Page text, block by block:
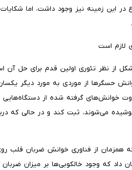
در این زمینه نیز وجود داشت، اما
لازم است
از نظر تئوری اولین قدم برای حل آن
خوانش‌های گرفته شده از
می‌شوند، ثبت کند و در حالی که
همزمان از فناوری خوانش ضربان قلب
داد که وجود خالکوبی‌ها بر میزان